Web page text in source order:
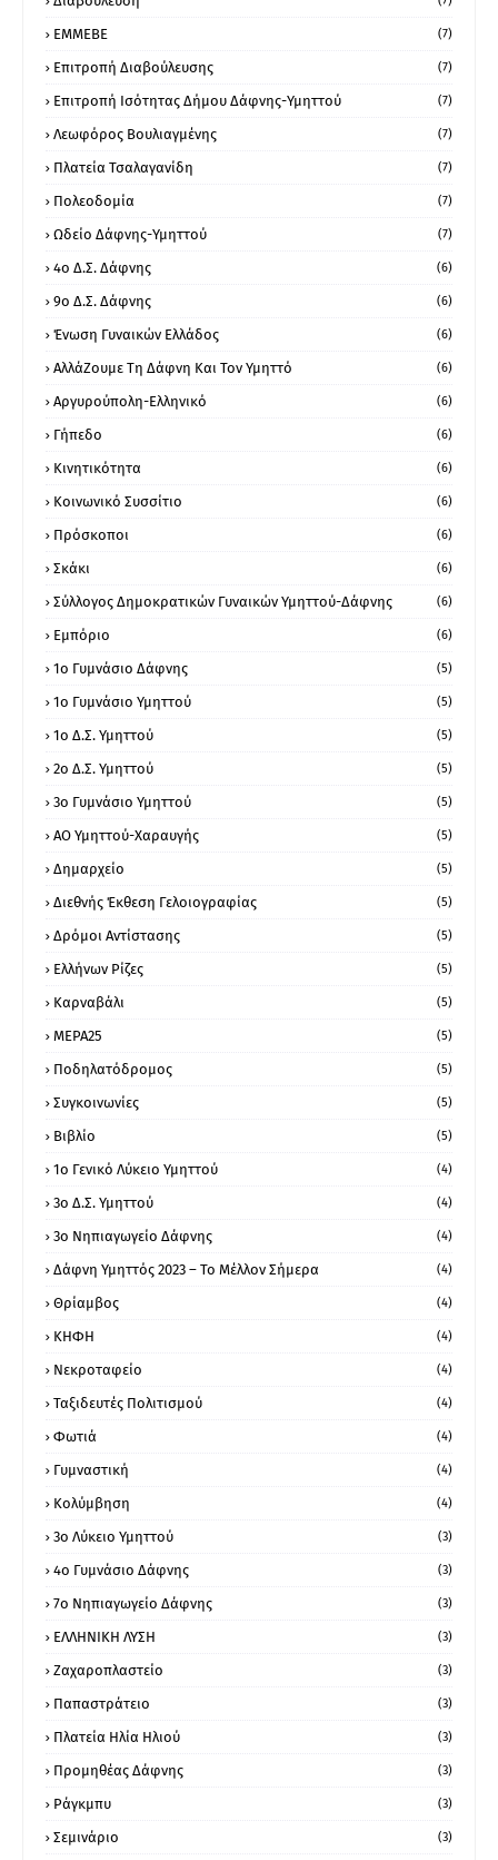
ΕΜΜΕΒΕ (7)
Επιτροπή Διαβούλευσης (7)
Επιτροπή Ισότητας Δήμου Δάφνης-Υμηττού (7)
Λεωφόρος Βουλιαγμένης (7)
Πλατεία Τσαλαγανίδη (7)
Πολεοδομία (7)
Ωδείο Δάφνης-Υμηττού (7)
4ο Δ.Σ. Δάφνης (6)
9ο Δ.Σ. Δάφνης (6)
Ένωση Γυναικών Ελλάδος (6)
ΑλλάΖουμε Τη Δάφνη Και Τον Υμηττό (6)
Αργυρούπολη-Ελληνικό (6)
Γήπεδο (6)
Κινητικότητα (6)
Κοινωνικό Συσσίτιο (6)
Πρόσκοποι (6)
Σκάκι (6)
Σύλλογος Δημοκρατικών Γυναικών Υμηττού-Δάφνης (6)
Εμπόριο (6)
1ο Γυμνάσιο Δάφνης (5)
1ο Γυμνάσιο Υμηττού (5)
1ο Δ.Σ. Υμηττού (5)
2ο Δ.Σ. Υμηττού (5)
3ο Γυμνάσιο Υμηττού (5)
ΑΟ Υμηττού-Χαραυγής (5)
Δημαρχείο (5)
Διεθνής Έκθεση Γελοιογραφίας (5)
Δρόμοι Αντίστασης (5)
Ελλήνων Ρίζες (5)
Καρναβάλι (5)
ΜΕΡΑ25 (5)
Ποδηλατόδρομος (5)
Συγκοινωνίες (5)
Βιβλίο (5)
1ο Γενικό Λύκειο Υμηττού (4)
3ο Δ.Σ. Υμηττού (4)
3ο Νηπιαγωγείο Δάφνης (4)
Δάφνη Υμηττός 2023 – Το Μέλλον Σήμερα (4)
Θρίαμβος (4)
ΚΗΦΗ (4)
Νεκροταφείο (4)
Ταξιδευτές Πολιτισμού (4)
Φωτιά (4)
Γυμναστική (4)
Κολύμβηση (4)
3ο Λύκειο Υμηττού (3)
4ο Γυμνάσιο Δάφνης (3)
7ο Νηπιαγωγείο Δάφνης (3)
ΕΛΛΗΝΙΚΗ ΛΥΣΗ (3)
Ζαχαροπλαστείο (3)
Παπαστράτειο (3)
Πλατεία Ηλία Ηλιού (3)
Προμηθέας Δάφνης (3)
Ράγκμπυ (3)
Σεμινάριο (3)